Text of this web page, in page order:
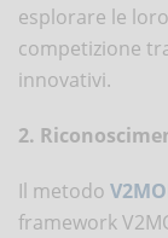
esplorare le
competizione
innovativi.
2.
Il metodo
framework